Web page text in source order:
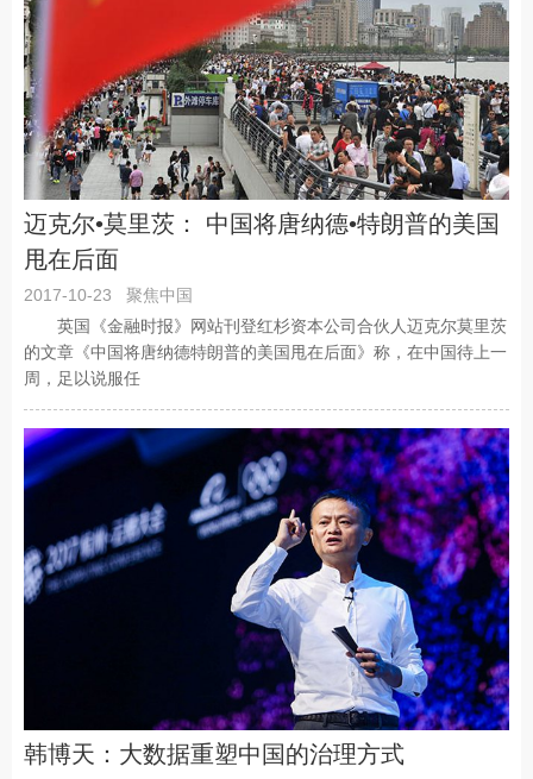
迈克尔•莫里茨： 中国将唐纳德•特朗普的美国
甩在后面
2017-10-23
聚焦中国
英国《金融时报》网站刊登红杉资本公司合伙人迈克尔莫里茨
的文章《中国将唐纳德特朗普的美国甩在后面》称，在中国待上一
周，足以说服任
韩博天：大数据重塑中国的治理方式